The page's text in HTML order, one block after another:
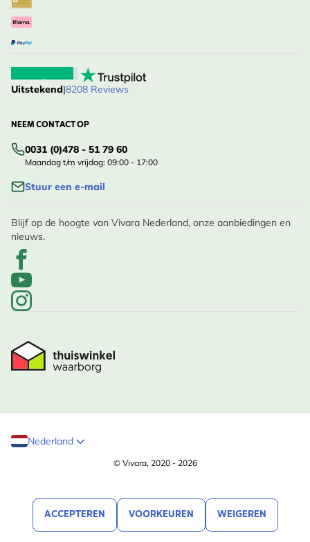
ACCEPTEREN VOORKEUREN WEIGEREN
Uitstekend|8208 Reviews
NEEM CONTACT OP
0031 (0)478 - 51 79 60
Maandag t/m vrijdag: 09:00 - 17:00
Stuur een e-mail
Blijf op de hoogte van Vivara Nederland, onze aanbiedingen en
nieuws.
Nederland
© Vivara, 2020 - 2026